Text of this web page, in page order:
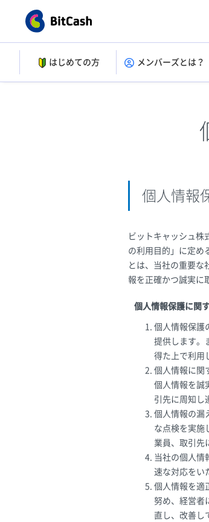
はじめての方 メンバーズとは？
個人情報
ビットキャッシュ株
の利用目的」に定め
とは、当社の重要な
報を正確かつ誠実に
個人情報保護に関
個人情報保護
提供します。
得た上で利用
個人情報に関
個人情報を誠
引先に周知し
個人情報の漏
な点検を実施
業員、取引先
当社の個人情
速な対応をい
個人情報を適
努め、経営者
直し、改善し